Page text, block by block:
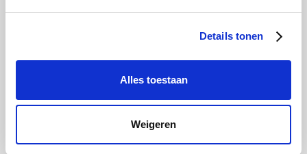
Details tonen
Alles toestaan
Weigeren
Shein Get Your Guide Bergfreunde Pazzox